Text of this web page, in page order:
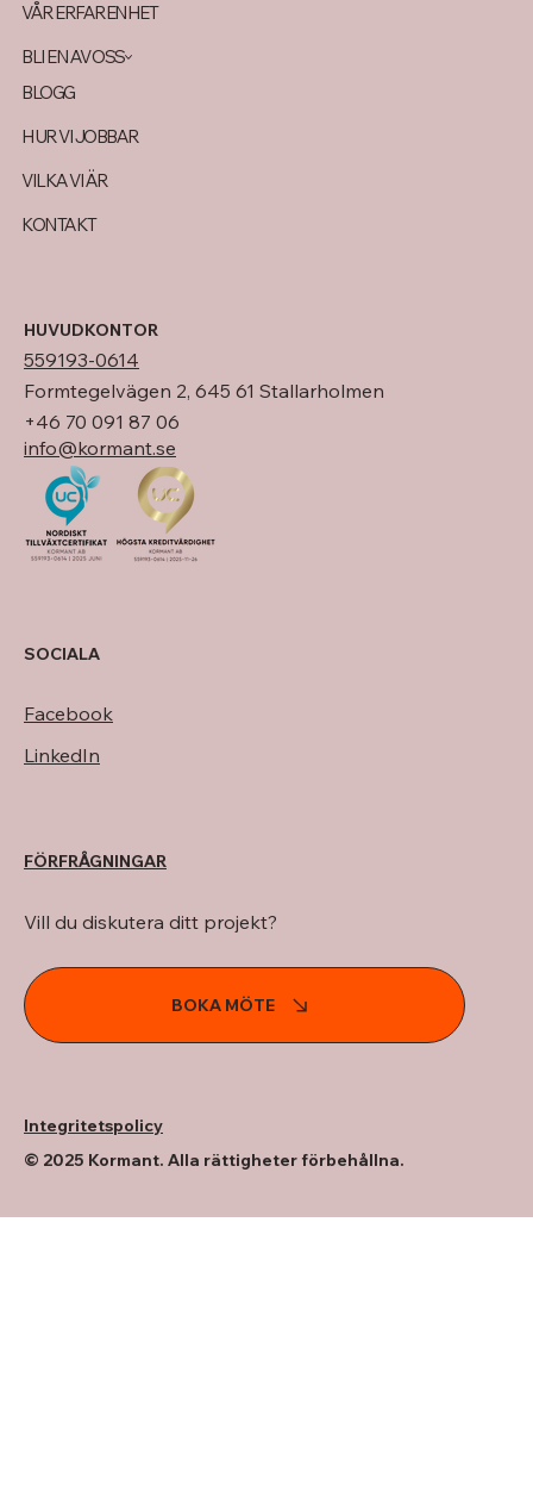
VÅR ERFARENHET
BLI EN AV OSS
BLOGG
HUR VI JOBBAR
VILKA VI ÄR
KONTAKT
HUVUDKONTOR
559193-0614
Formtegelvägen 2, 645 61 Stallarholmen
+46 70 091 87 06
info@kormant.se
SOCIALA
Facebook
LinkedIn
FÖRFRÅGNINGAR
Vill du diskutera ditt projekt?
BOKA MÖTE
Integritetspolicy
© 2025 Kormant. Alla rättigheter förbehållna.